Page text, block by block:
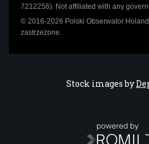
7212256). Not affiliated with any
© 2016-2026 Polski Obserwator
zastrzeżone.
Stock images by